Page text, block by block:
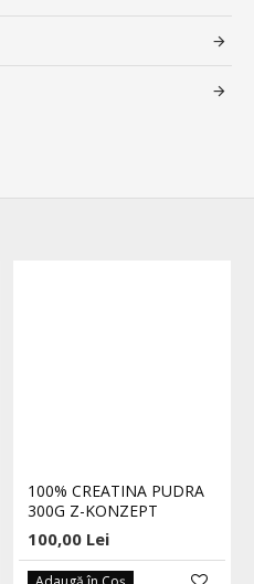
100% CREATINA PUDRA
300G Z-KONZEPT
100,00 Lei